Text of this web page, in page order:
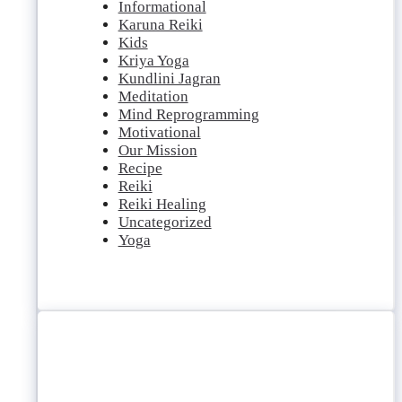
Informational
Karuna Reiki
Kids
Kriya Yoga
Kundlini Jagran
Meditation
Mind Reprogramming
Motivational
Our Mission
Recipe
Reiki
Reiki Healing
Uncategorized
Yoga